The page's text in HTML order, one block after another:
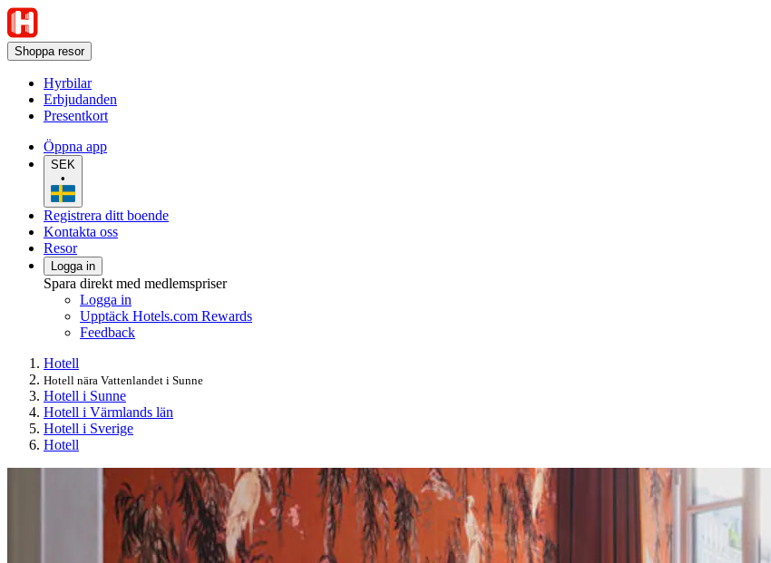
Shoppa resor
Hyrbilar
Erbjudanden
Presentkort
Öppna app
SEK
•
Registrera ditt boende
Kontakta oss
Resor
Logga in
Spara direkt med medlemspriser
Logga in
Upptäck Hotels.com Rewards
Feedback
Hotell
Hotell nära Vattenlandet i Sunne
Hotell i Sunne
Hotell i Värmlands län
Hotell i Sverige
Hotell